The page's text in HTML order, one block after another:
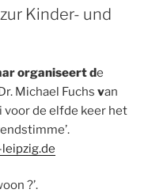
Kinder- und
organiseert de
Michael Fuchs van
voor de elfde keer het
?’.